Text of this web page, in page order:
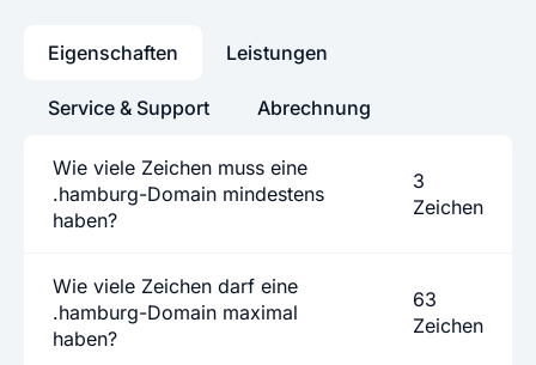
Eigenschaften
Wie viele Zeichen muss eine
.hamburg-Domain mindestens
haben?
3
Zeichen
Wie viele Zeichen darf eine
.hamburg-Domain maximal
haben?
63
Zeichen
Leistungen
Service & Support Abrechnung